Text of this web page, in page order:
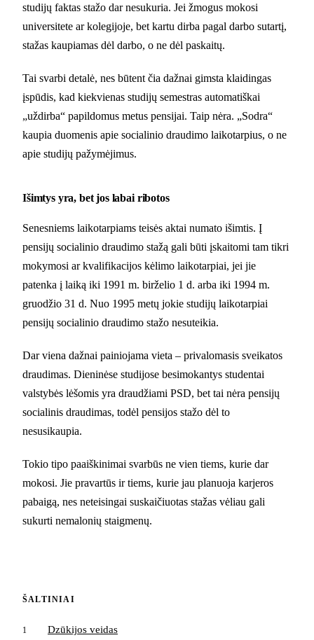
studijų faktas stažo dar nesukuria. Jei žmogus mokosi
universitete ar kolegijoje, bet kartu dirba pagal darbo sutartį,
stažas kaupiamas dėl darbo, o ne dėl paskaitų.
Tai svarbi detalė, nes būtent čia dažnai gimsta klaidingas
įspūdis, kad kiekvienas studijų semestras automatiškai
„uždirba“ papildomus metus pensijai. Taip nėra. „Sodra“
kaupia duomenis apie socialinio draudimo laikotarpius, o ne
apie studijų pažymėjimus.
Išimtys yra, bet jos labai ribotos
Senesniems laikotarpiams teisės aktai numato išimtis. Į
pensijų socialinio draudimo stažą gali būti įskaitomi tam tikri
mokymosi ar kvalifikacijos kėlimo laikotarpiai, jei jie
patenka į laiką iki 1991 m. birželio 1 d. arba iki 1994 m.
gruodžio 31 d. Nuo 1995 metų jokie studijų laikotarpiai
pensijų socialinio draudimo stažo nesuteikia.
Dar viena dažnai painiojama vieta – privalomasis sveikatos
draudimas. Dieninėse studijose besimokantys studentai
valstybės lėšomis yra draudžiami PSD, bet tai nėra pensijų
socialinis draudimas, todėl pensijos stažo dėl to
nesusikaupia.
Tokio tipo paaiškinimai svarbūs ne vien tiems, kurie dar
mokosi. Jie pravartūs ir tiems, kurie jau planuoja karjeros
pabaigą, nes neteisingai suskaičiuotas stažas vėliau gali
sukurti nemalonių staigmenų.
ŠALTINIAI
1 Dzūkijos veidas